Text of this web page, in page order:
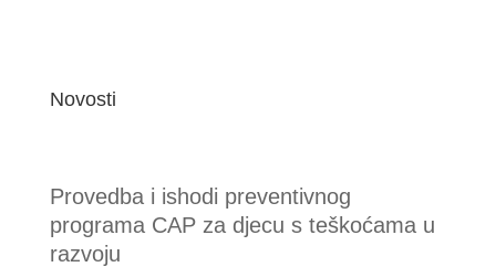
Novosti
Provedba i ishodi preventivnog
programa CAP za djecu s teškoćama u
razvoju